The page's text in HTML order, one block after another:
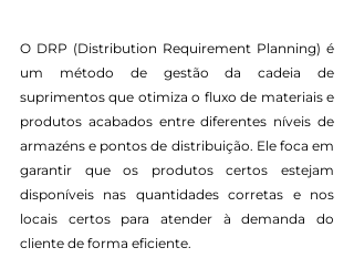
O DRP (Distribution Requirement Planning) é
um método de gestão da cadeia de
suprimentos que otimiza o fluxo de materiais e
produtos acabados entre diferentes níveis de
armazéns e pontos de distribuição. Ele foca em
garantir que os produtos certos estejam
disponíveis nas quantidades corretas e nos
locais certos para atender à demanda do
cliente de forma eficiente.